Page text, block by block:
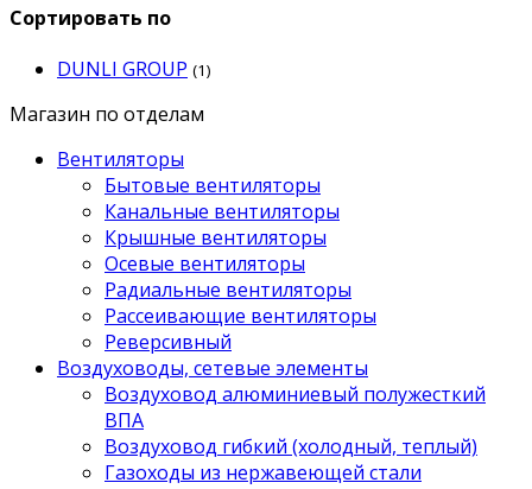
Сортировать по
DUNLI GROUP (1)
Магазин по отделам
Вентиляторы
Бытовые вентиляторы
Канальные вентиляторы
Крышные вентиляторы
Осевые вентиляторы
Радиальные вентиляторы
Рассеивающие вентиляторы
Реверсивный
Воздуховоды, сетевые элементы
Воздуховод алюминиевый полужесткий
ВПА
Воздуховод гибкий (холодный, теплый)
Газоходы из нержавеющей стали